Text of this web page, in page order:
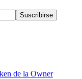
Suscribirse
de la Owner